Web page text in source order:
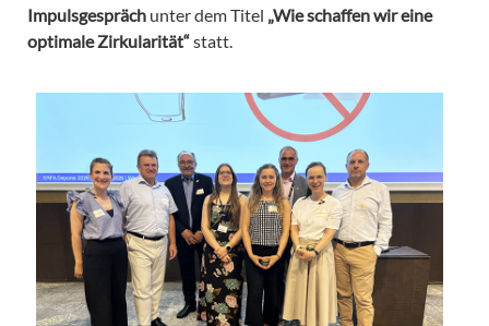
Impulsgespräch unter dem Titel „Wie schaffen wir eine
optimale Zirkularität“statt.